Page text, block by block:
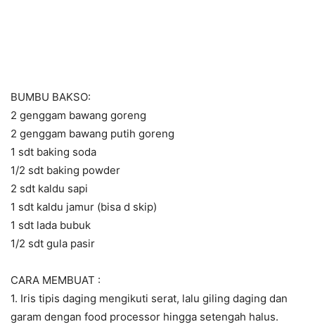
BUMBU BAKSO:
2 genggam bawang goreng
2 genggam bawang putih goreng
1 sdt baking soda
1/2 sdt baking powder
2 sdt kaldu sapi
1 sdt kaldu jamur (bisa d skip)
1 sdt lada bubuk
1/2 sdt gula pasir
CARA MEMBUAT :
1. Iris tipis daging mengikuti serat, lalu giling daging dan
garam dengan food processor hingga setengah halus.